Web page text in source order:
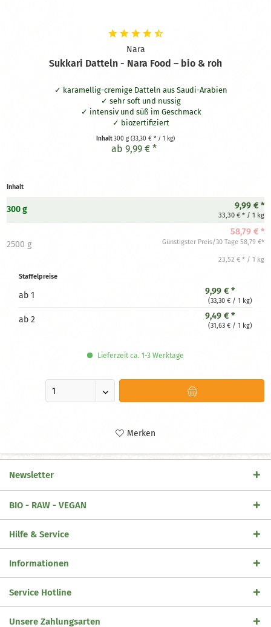
Nara
Sukkari Datteln - Nara Food – bio & roh
karamellig-cremige Datteln aus Saudi-Arabien
sehr soft und nussig
intensiv und süß im Geschmack
biozertifiziert
Inhalt300 g(33,30 € * / 1 kg)
ab 9,99 € *
Inhalt
300 g 9,99 € *
33,30 € * / 1 kg
2500 g
58,79 € *
Günstigster Preis/30 Tage 58,79 €*
23,52 € * / 1 kg
Staffelpreise
ab 1 9,99 € *
(33,30 € / 1 kg)
ab 2 9,49 € *
(31,63 € / 1 kg)
Lieferzeit ca. 1-3 Werktage
Merken
Newsletter
BIO - RAW - VEGAN
Hilfe & Service
Informationen
Service Hotline
Unsere Zahlungsarten